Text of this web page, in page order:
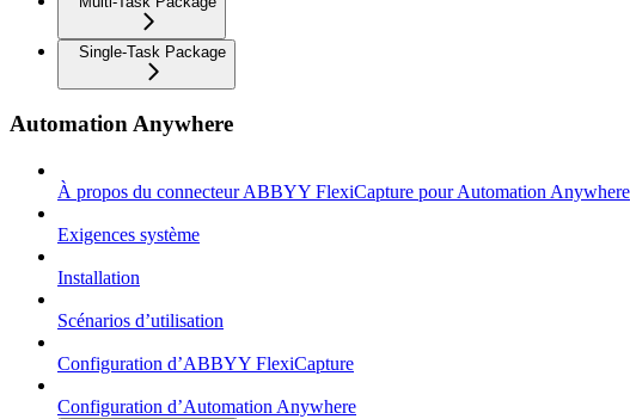
Single-Task Package
Automation Anywhere
À propos du connecteur ABBYY FlexiCapture pour Automation Anywhere
Exigences système
Installation
Scénarios d’utilisation
Configuration d’ABBYY FlexiCapture
Configuration d’Automation Anywhere